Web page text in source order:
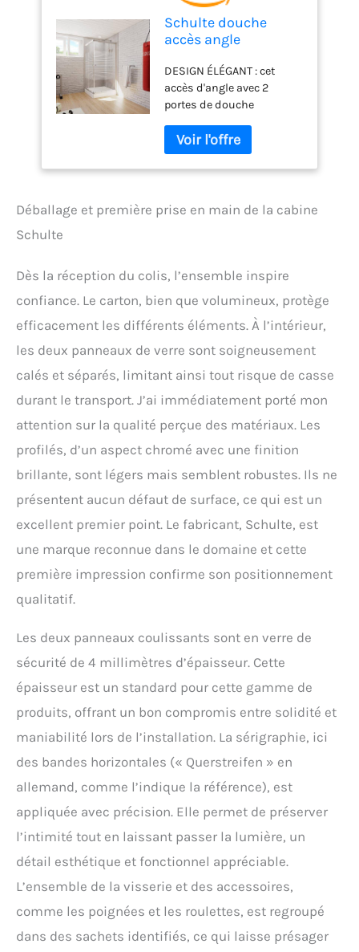
Schulte douche
accès angle
argenté coulissante
4 mm
DESIGN ÉLÉGANT : cet
accès d'angle avec 2
portes de douche
intemporel. Le verre
sérigraphié avec des
bandes transversales
luminosité à votre salle de
de montage détaillée. Avec
l'accès d'angle est léger et
s'installe sans difficultés.
receveur ou pour douche à
l'italienne EXTENSIBILITÉ :
largeur des portes de
douche placées en angle
variable de 75 à 90 cm.
Grande ouverture des
portes pour un accès
confortable à la douche
ENTRETIEN FACILE : grâce à
ses éléments coulissants,
cette paroi de douche
extensible est une
place. Les portes
facilitent l´entretien
QUALITÉ PREMIUM :
budget. Produit entrée de
gamme. Verre de sécurité
testé conformément aux
normes
Déballage et première prise en main de la cabine
Schulte
Dès la réception du colis, l’ensemble inspire
confiance. Le carton, bien que volumineux, protège
efficacement les différents éléments. À l’intérieur,
les deux panneaux de verre sont soigneusement
calés et séparés, limitant ainsi tout risque de casse
durant le transport. J’ai immédiatement porté mon
attention sur la qualité perçue des matériaux. Les
profilés, d’un aspect chromé avec une finition
brillante, sont légers mais semblent robustes. Ils ne
présentent aucun défaut de surface, ce qui est un
excellent premier point. Le fabricant, Schulte, est
une marque reconnue dans le domaine et cette
première impression confirme son positionnement
qualitatif.
Les deux panneaux coulissants sont en verre de
sécurité de 4 millimètres d’épaisseur. Cette
épaisseur est un standard pour cette gamme de
produits, offrant un bon compromis entre solidité et
maniabilité lors de l’installation. La sérigraphie, ici
des bandes horizontales (« Querstreifen » en
allemand, comme l’indique la référence), est
appliquée avec précision. Elle permet de préserver
l’intimité tout en laissant passer la lumière, un
détail esthétique et fonctionnel appréciable.
L’ensemble de la visserie et des accessoires,
comme les poignées et les roulettes, est regroupé
dans des sachets identifiés, ce qui laisse présager